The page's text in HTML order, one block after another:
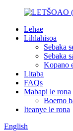
Lehae
Lihlahisoa
Sebaka
Sebaka
Kopano
Litaba
FAQs
Mabapi le rona
Boemo
Iteanye le rona
English